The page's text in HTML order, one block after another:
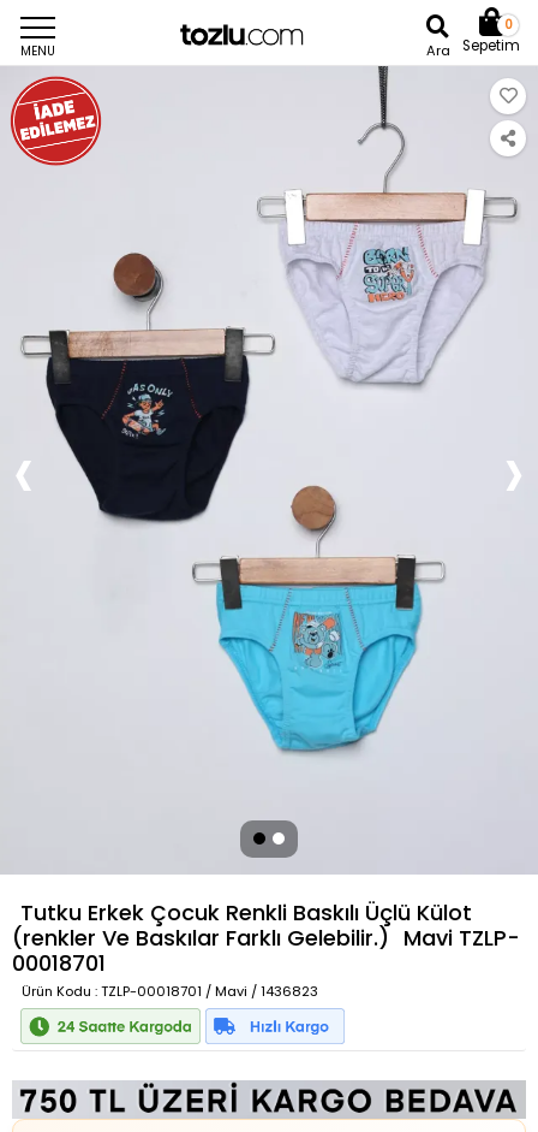
MENU Ara
0
Sepetim
Tutku Erkek Çocuk Renkli Baskılı Üçlü Külot
(renkler Ve Baskılar Farklı Gelebilir.) Mavi TZLP-
00018701
Ürün Kodu : TZLP-00018701 / Mavi / 1436823